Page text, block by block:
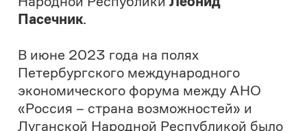
«Россия – страна возможностей», о
своих достижениях рассказала
«Флагманы образования»,
преподаватель парикмахерского
искусства и компьютерных технологий
Луганского колледжа модыЮлия
Рыбалкина